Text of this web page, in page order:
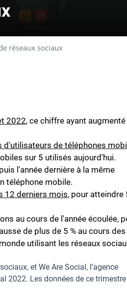
réseaux sociaux
2022, ce chiffre ayant
d'utilisateurs de téléphones
sur 5 utilisés aujourd'hui.
l'année dernière à la même
téléphone mobile.
12 derniers mois, pour atteindre
au cours de l'année écoulée,
de plus de 5 % au cours
utilisant les réseaux
et We Are Social, l’agence
2022. Les données de ce